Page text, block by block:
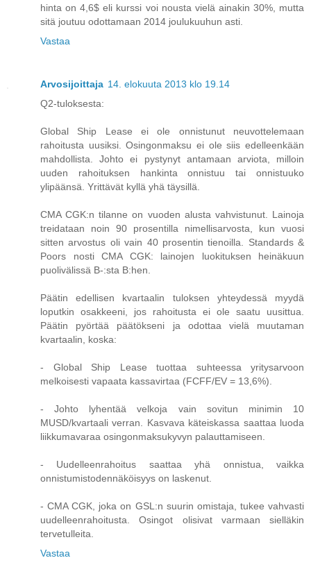
hinta on 4,6$ eli kurssi voi nousta vielä ainakin 30%, mutta
sitä joutuu odottamaan 2014 joulukuuhun asti.
Vastaa
Arvosijoittaja 14. elokuuta 2013 klo 19.14
Q2-tuloksesta:
Global Ship Lease ei ole onnistunut neuvottelemaan
rahoitusta uusiksi. Osingonmaksu ei ole siis edelleenkään
mahdollista. Johto ei pystynyt antamaan arviota, milloin
uuden rahoituksen hankinta onnistuu tai onnistuuko
ylipäänsä. Yrittävät kyllä yhä täysillä.
CMA CGK:n tilanne on vuoden alusta vahvistunut. Lainoja
treidataan noin 90 prosentilla nimellisarvosta, kun vuosi
sitten arvostus oli vain 40 prosentin tienoilla. Standards &
Poors nosti CMA CGK: lainojen luokituksen heinäkuun
puolivälissä B-:sta B:hen.
Päätin edellisen kvartaalin tuloksen yhteydessä myydä
loputkin osakkeeni, jos rahoitusta ei ole saatu uusittua.
Päätin pyörtää päätökseni ja odottaa vielä muutaman
kvartaalin, koska:
- Global Ship Lease tuottaa suhteessa yritysarvoon
melkoisesti vapaata kassavirtaa (FCFF/EV = 13,6%).
- Johto lyhentää velkoja vain sovitun minimin 10
MUSD/kvartaali verran. Kasvava käteiskassa saattaa luoda
liikkumavaraa osingonmaksukyvyn palauttamiseen.
- Uudelleenrahoitus saattaa yhä onnistua, vaikka
onnistumistodennäköisyys on laskenut.
- CMA CGK, joka on GSL:n suurin omistaja, tukee vahvasti
uudelleenrahoitusta. Osingot olisivat varmaan sielläkin
tervetulleita.
Vastaa